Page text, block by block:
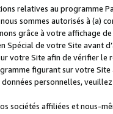
relatives au programme
sommes autorisés à
grâce à votre affichage
Spécial de votre Site avant
votre Site afin de vérifier
figurant sur votre
personnelles,
sociétés affiliées et nous-